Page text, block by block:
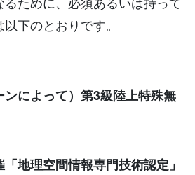
下のとおりです。
ンによって）第3級陸上特殊無
地理空間情報専門技術認定」